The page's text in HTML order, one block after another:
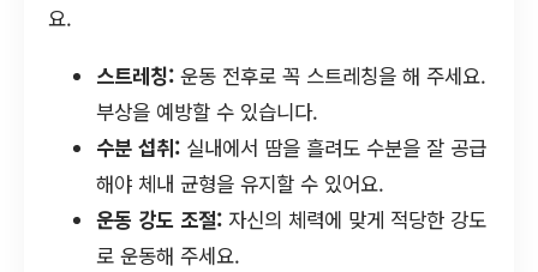
요.
스트레칭: 운동 전후로 꼭 스트레칭을 해 주세요.
부상을 예방할 수 있습니다.
수분 섭취: 실내에서 땀을 흘려도 수분을 잘 공급
해야 체내 균형을 유지할 수 있어요.
운동 강도 조절: 자신의 체력에 맞게 적당한 강도
로 운동해 주세요.